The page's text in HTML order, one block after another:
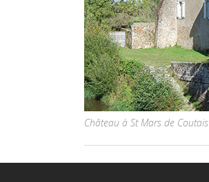
Château à St Mars de Coutais